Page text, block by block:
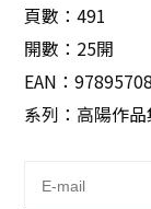
頁數：491
開數：25開
EAN：
系列：高陽作品